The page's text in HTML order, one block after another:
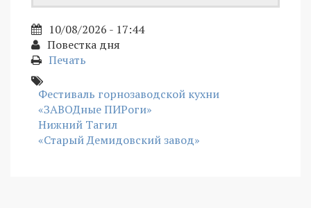
10/08/2026 - 17:44
Повестка дня
Печать
Фестиваль горнозаводской кухни
«ЗАВОДные ПИРоги»
Нижний Тагил
«Старый Демидовский завод»